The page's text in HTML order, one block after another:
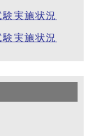
実施状況
実施状況